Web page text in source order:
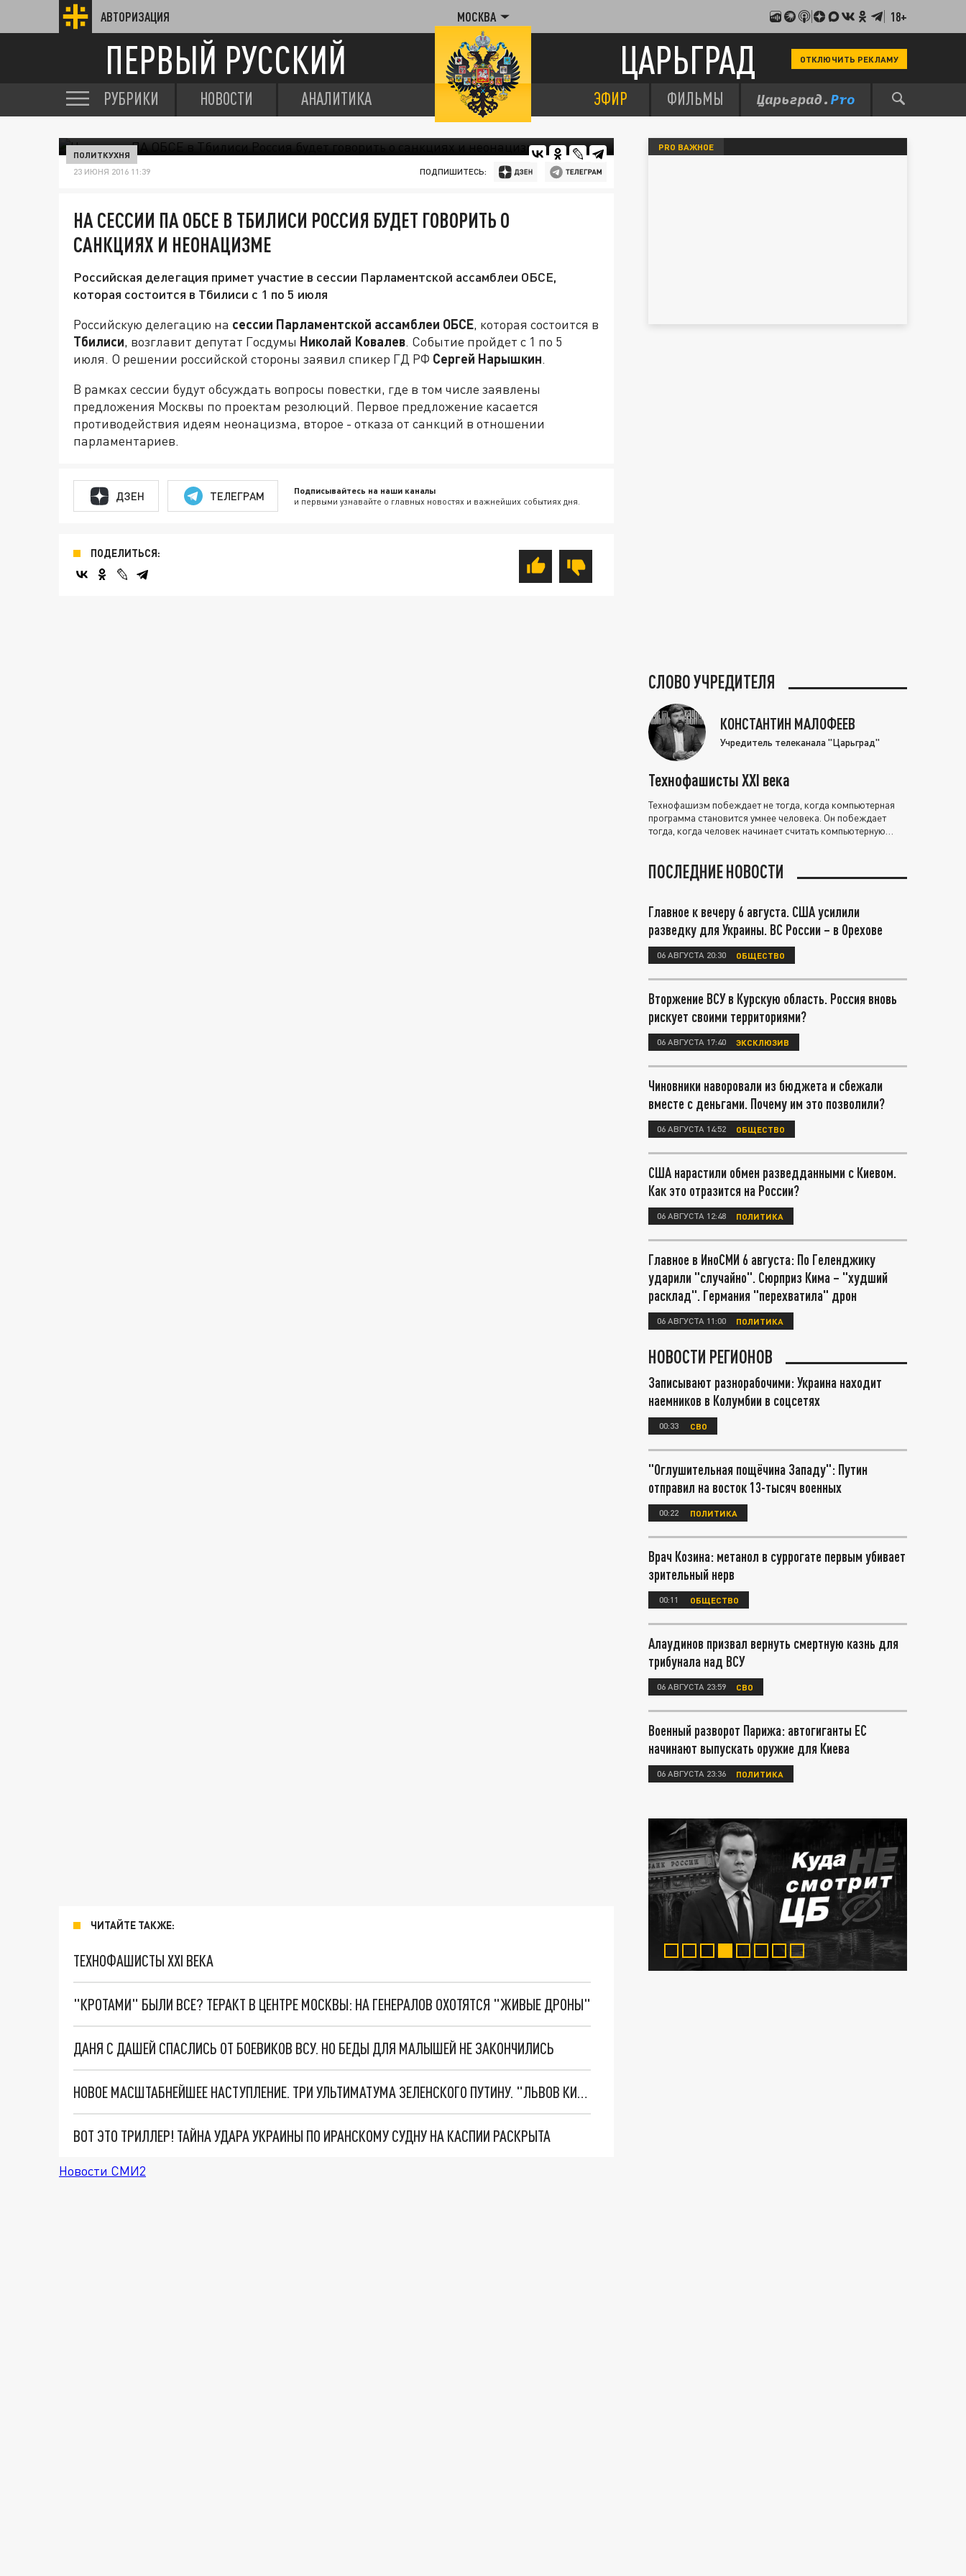
АВТОРИЗАЦИЯ МОСКВА 18+
ПЕРВЫЙ РУССКИЙ ЦАРЬГРАД ОТКЛЮЧИТЬ РЕКЛАМУ
РУБРИКИ НОВОСТИ АНАЛИТИКА ЭФИР ФИЛЬМЫ
ПОЛИТКУХНЯ
23 ИЮНЯ 2016 11:39 ПОДПИШИТЕСЬ:
НА СЕССИИ ПА ОБСЕ В ТБИЛИСИ РОССИЯ БУДЕТ ГОВОРИТЬ О
САНКЦИЯХ И НЕОНАЦИЗМЕ
Российская делегация примет участие в сессии Парламентской ассамблеи ОБСЕ,
которая состоится в Тбилиси с 1 по 5 июля
Российскую делегацию на сессии Парламентской ассамблеи ОБСЕ, которая состоится в
Тбилиси, возглавит депутат Госдумы Николай Ковалев. Событие пройдет с 1 по 5
июля. О решении российской стороны заявил спикер ГД РФ Сергей Нарышкин.
В рамках сессии будут обсуждать вопросы повестки, где в том числе заявлены
предложения Москвы по проектам резолюций. Первое предложение касается
противодействия идеям неонацизма, второе - отказа от санкций в отношении
парламентариев.
ДЗЕН ТЕЛЕГРАМ Подписывайтесь на наши каналы
и первыми узнавайте о главных новостях и важнейших событиях дня.
ПОДЕЛИТЬСЯ:
ЧИТАЙТЕ ТАКЖЕ:
ТЕХНОФАШИСТЫ XXI ВЕКА
"КРОТАМИ" БЫЛИ ВСЕ? ТЕРАКТ В ЦЕНТРЕ МОСКВЫ: НА ГЕНЕРАЛОВ ОХОТЯТСЯ "ЖИВЫЕ ДРОНЫ"
ДАНЯ С ДАШЕЙ СПАСЛИСЬ ОТ БОЕВИКОВ ВСУ. НО БЕДЫ ДЛЯ МАЛЫШЕЙ НЕ ЗАКОНЧИЛИСЬ
НОВОЕ МАСШТАБНЕЙШЕЕ НАСТУПЛЕНИЕ. ТРИ УЛЬТИМАТУМА ЗЕЛЕНСКОГО ПУТИНУ. "ЛЬВОВ КИМА" ПОСТАВЯТ НА ПВО? ГЛОБАЛЬНЫЙ ПРОРЫВ ПОД ЗАПОРОЖЬЕМ
ВОТ ЭТО ТРИЛЛЕР! ТАЙНА УДАРА УКРАИНЫ ПО ИРАНСКОМУ СУДНУ НА КАСПИИ РАСКРЫТА
Новости СМИ2
PRO ВАЖНОЕ
СЛОВО УЧРЕДИТЕЛЯ
КОНСТАНТИН МАЛОФЕЕВ
Учредитель телеканала "Царьград"
Технофашисты XXI века
Технофашизм побеждает не тогда, когда компьютерная
программа становится умнее человека. Он побеждает
тогда, когда человек начинает считать компьютерную
ПОСЛЕДНИЕ НОВОСТИ
Главное к вечеру 6 августа. США усилили
разведку для Украины. ВС России – в Орехове
06 АВГУСТА 20:30 ОБЩЕСТВО
Вторжение ВСУ в Курскую область. Россия вновь
рискует своими территориями?
06 АВГУСТА 17:40 ЭКСКЛЮЗИВ
Чиновники наворовали из бюджета и сбежали
вместе с деньгами. Почему им это позволили?
06 АВГУСТА 14:52 ОБЩЕСТВО
США нарастили обмен разведданными с Киевом.
Как это отразится на России?
06 АВГУСТА 12:48 ПОЛИТИКА
Главное в ИноСМИ 6 августа: По Геленджику
ударили "случайно". Сюрприз Кима – "худший
расклад". Германия "перехватила" дрон
06 АВГУСТА 11:00 ПОЛИТИКА
НОВОСТИ РЕГИОНОВ
Записывают разнорабочими: Украина находит
наемников в Колумбии в соцсетях
00:33 СВО
"Оглушительная пощёчина Западу": Путин
отправил на восток 13-тысяч военных
00:22 ПОЛИТИКА
Врач Козина: метанол в суррогате первым убивает
зрительный нерв
00:11 ОБЩЕСТВО
Алаудинов призвал вернуть смертную казнь для
трибунала над ВСУ
06 АВГУСТА 23:59 СВО
Военный разворот Парижа: автогиганты ЕС
начинают выпускать оружие для Киева
06 АВГУСТА 23:36 ПОЛИТИКА